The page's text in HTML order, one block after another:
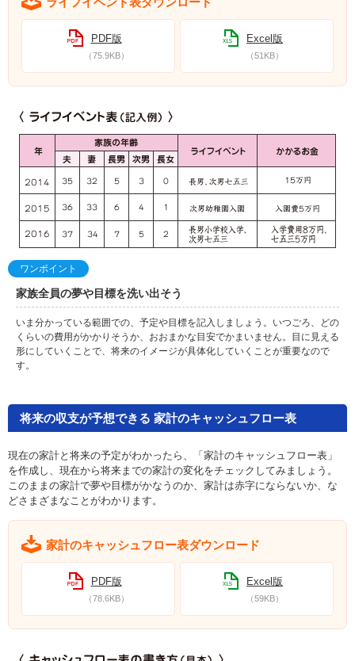
PDF版
（75.9KB）
Excel版
（51KB）
ワンポイント
家族全員の夢や目標を洗い出そう
いま分かっている範囲での、予定や目標を記入しましょう。いつごろ、どの
くらいの費用がかかりそうか、おおまかな目安でかまいません。目に見える
形にしていくことで、将来のイメージが具体化していくことが重要なので
す。
将来の収支が予想できる 家計のキャッシュフロー表
現在の家計と将来の予定がわかったら、「家計のキャッシュフロー表」
を作成し、現在から将来までの家計の変化をチェックしてみましょう。
このままの家計で夢や目標がかなうのか、家計は赤字にならないか、な
どさまざまなことがわかります。
家計のキャッシュフロー表ダウンロード
PDF版
（78.6KB）
Excel版
（59KB）